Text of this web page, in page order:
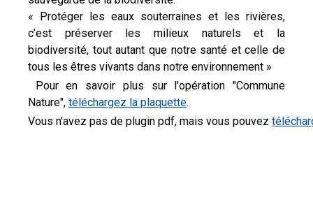
« Protéger les eaux souterraines et les rivières,
c’est préserver les milieux naturels et la
biodiversité, tout autant que notre santé et celle de
tous les êtres vivants dans notre environnement »
Pour en savoir plus sur l'opération "Commune
Nature", téléchargez la plaquette.
Vous n'avez pas de plugin pdf, mais vous pouvez